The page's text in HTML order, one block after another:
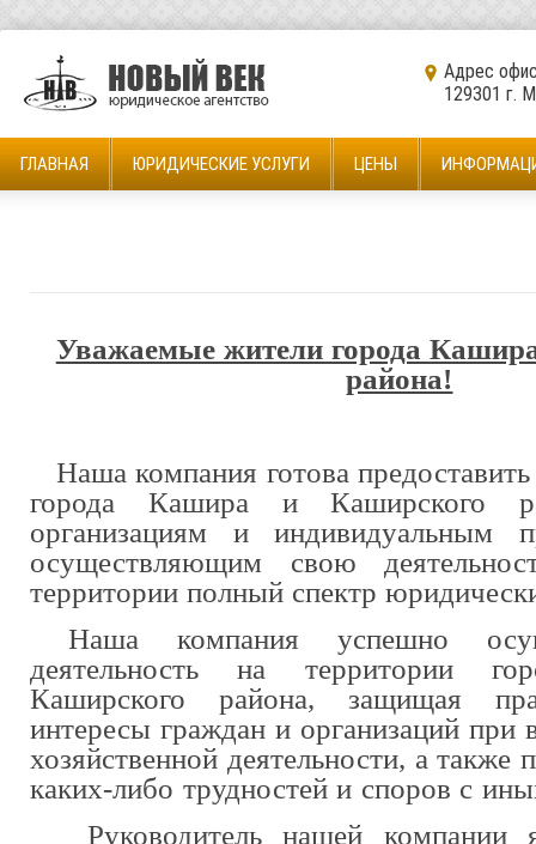
Адрес
129301 г.
ГЛАВНАЯ ЮРИДИЧЕСКИЕ УСЛУГИ ЦЕНЫ
Уважаемые жители города
района!
Наша компания готова
города Кашира и Каширского
организациям и индивидуальным
осуществляющим свою
территории полный спектр
Наша компания успешно
деятельность на территории
Каширского района, защищая
интересы граждан и организаций при
хозяйственной деятельности, а также
каких-либо трудностей и споров с
Руководитель нашей компании